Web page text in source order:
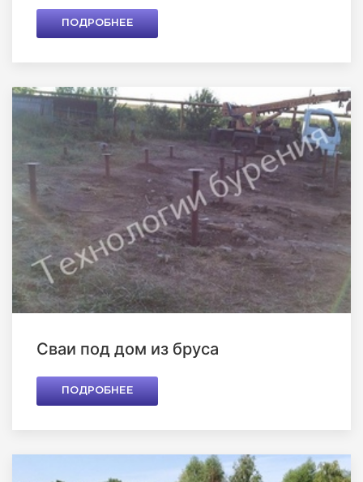
ПОДРОБНЕЕ
Сваи под дом из бруса
ПОДРОБНЕЕ